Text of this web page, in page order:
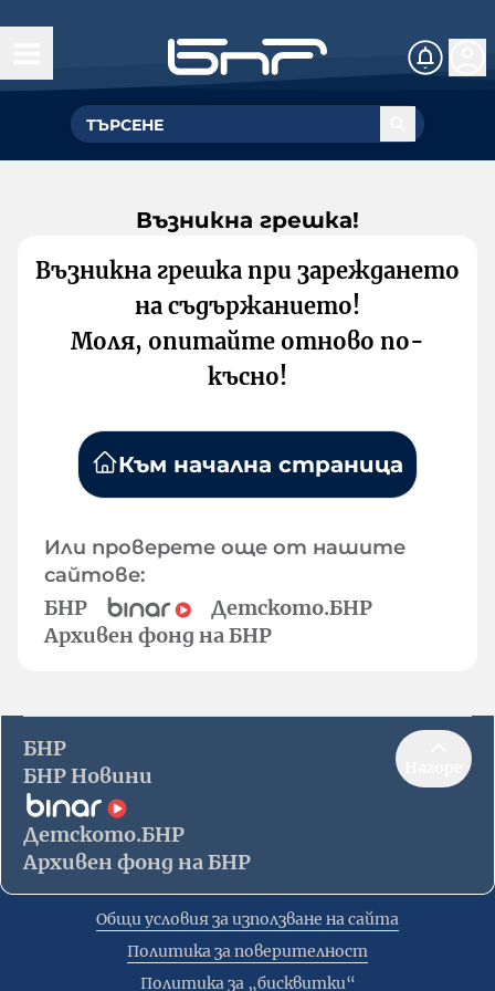
Възникна грешка!
Възникна грешка при зареждането
на съдържанието!
Моля, опитайте отново по-
късно!
Към начална страница
Или проверете още от нашите
сайтове:
БНР
Детското.БНР
Архивен фонд на БНР
БНР
БНР Новини
Детското.БНР
Архивен фонд на БНР
Общи условия за използване на сайта
Политика за поверителност
Политика за „бисквитки“